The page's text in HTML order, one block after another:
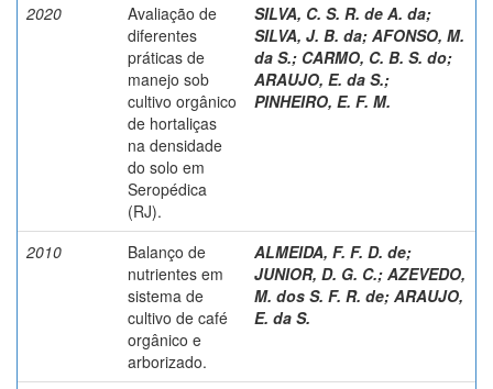
2020
Avaliação de
diferentes
práticas de
manejo sob
cultivo orgânico
de hortaliças
na densidade
do solo em
Seropédica
(RJ).
SILVA, C. S. R. de A. da;
SILVA, J. B. da; AFONSO, M.
da S.; CARMO, C. B. S. do;
ARAUJO, E. da S.;
PINHEIRO, E. F. M.
2010
Balanço de
nutrientes em
sistema de
cultivo de café
orgânico e
arborizado.
ALMEIDA, F. F. D. de;
JUNIOR, D. G. C.; AZEVEDO,
M. dos S. F. R. de; ARAUJO,
E. da S.